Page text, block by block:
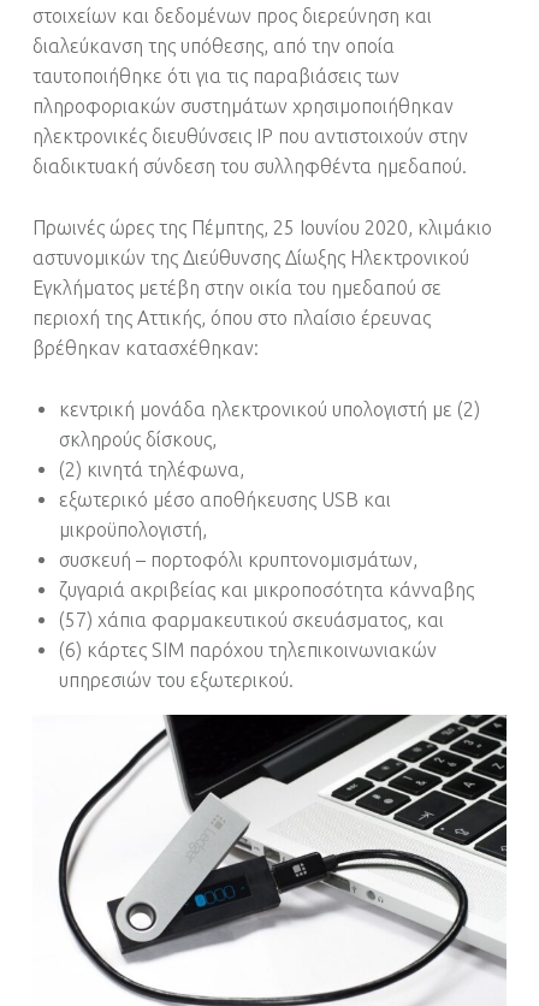
στοιχείων και δεδομένων προς διερεύνηση και
διαλεύκανση της υπόθεσης, από την οποία
ταυτοποιήθηκε ότι για τις παραβιάσεις των
πληροφοριακών συστημάτων χρησιμοποιήθηκαν
ηλεκτρονικές διευθύνσεις ΙΡ που αντιστοιχούν στην
διαδικτυακή σύνδεση του συλληφθέντα ημεδαπού.
Πρωινές ώρες της Πέμπτης, 25 Ιουνίου 2020, κλιμάκιο
αστυνομικών της Διεύθυνσης Δίωξης Ηλεκτρονικού
Εγκλήματος μετέβη στην οικία του ημεδαπού σε
περιοχή της Αττικής, όπου στο πλαίσιο έρευνας
βρέθηκαν κατασχέθηκαν:
κεντρική μονάδα ηλεκτρονικού υπολογιστή με (2)
σκληρούς δίσκους,
(2) κινητά τηλέφωνα,
εξωτερικό μέσο αποθήκευσης USB και
μικροϋπολογιστή,
συσκευή – πορτοφόλι κρυπτονομισμάτων,
ζυγαριά ακριβείας και μικροποσότητα κάνναβης
(57) χάπια φαρμακευτικού σκευάσματος, και
(6) κάρτες SIM παρόχου τηλεπικοινωνιακών
υπηρεσιών του εξωτερικού.